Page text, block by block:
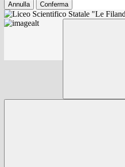
Annulla Conferma